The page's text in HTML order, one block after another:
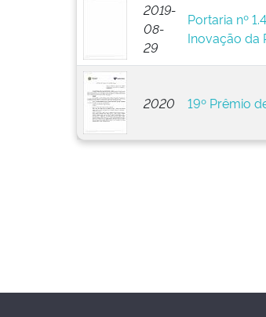
2019-
08-
29
Portaria nº
Inovação da
2020 19º Prêmio